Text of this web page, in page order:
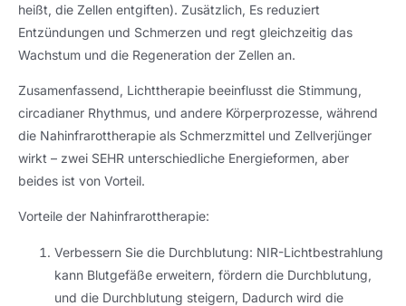
heißt, die Zellen entgiften). Zusätzlich, Es reduziert
Entzündungen und Schmerzen und regt gleichzeitig das
Wachstum und die Regeneration der Zellen an.
Zusamenfassend, Lichttherapie beeinflusst die Stimmung,
circadianer Rhythmus, und andere Körperprozesse, während
die Nahinfrarottherapie als Schmerzmittel und Zellverjünger
wirkt – zwei SEHR unterschiedliche Energieformen, aber
beides ist von Vorteil.
Vorteile der Nahinfrarottherapie:
Verbessern Sie die Durchblutung: NIR-Lichtbestrahlung
kann Blutgefäße erweitern, fördern die Durchblutung,
und die Durchblutung steigern, Dadurch wird die